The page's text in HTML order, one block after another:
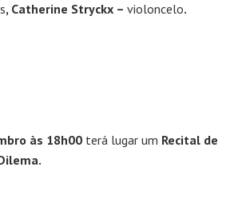
, Catherine Stryckx – violoncelo.
às 18h00 terá lugar um Recital de